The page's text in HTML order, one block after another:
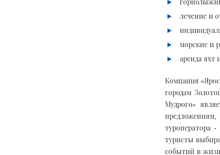
лечение и
морские и
аренда яхт
Компания
городам
Мудрого»
предложениям,
туроператора
туристы
событий в